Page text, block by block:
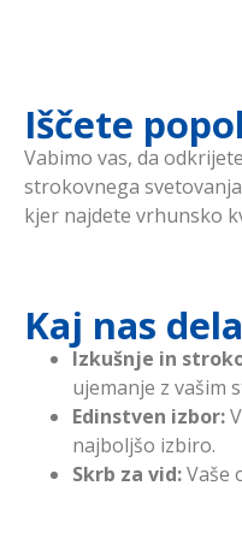
Iščete
Vabimo vas, da
strokovnega
kjer najdete vrhunsko
Kaj nas
Izkušnje in
ujemanje z vašim
Edinstven izbor:
najboljšo izbiro.
Skrb za vid:Vaše